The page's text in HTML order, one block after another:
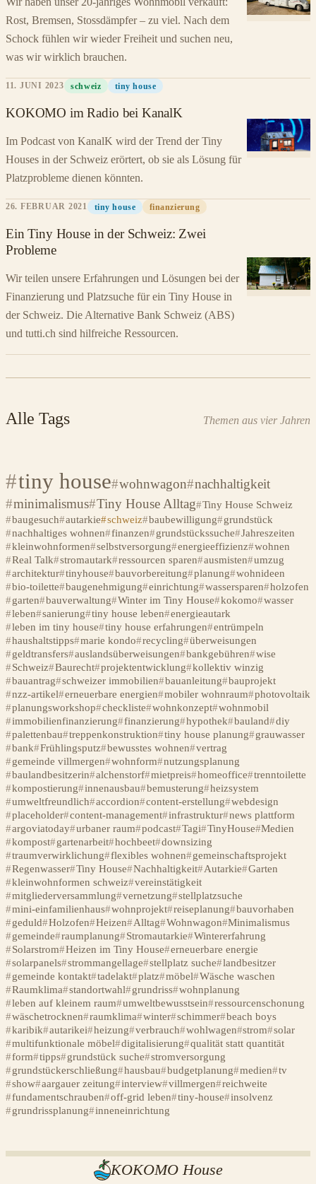
Rost, Bremsen, Stossdämpfer – zu viel. Nach dem
Schock fühlen wir wieder Freiheit und suchen neu,
was wir wirklich brauchen.
11. JUNI 2023 schweiz tiny house
KOKOMO im Radio bei KanalK
Im Podcast von KanalK wird der Trend der Tiny
Houses in der Schweiz erörtert, ob sie als Lösung für
Platzprobleme dienen könnten.
26. FEBRUAR 2021 tiny house finanzierung
Ein Tiny House in der Schweiz: Zwei
Probleme
Wir teilen unsere Erfahrungen und Lösungen bei der
Finanzierung und Platzsuche für ein Tiny House in
der Schweiz. Die Alternative Bank Schweiz (ABS)
und tutti.ch sind hilfreiche Ressourcen.
Alle Tags Themen aus vier Jahren
tiny house wohnwagon nachhaltigkeit
minimalismus Tiny House Alltag Tiny House Schweiz
baugesuch autarkie schweiz baubewilligung
grundstück
nachhaltiges wohnen finanzen grundstückssuche Jahreszeiten
kleinwohnformen selbstversorgung energieeffizienz wohnen
Real Talk stromautark ressourcen sparen ausmisten umzug
architektur tinyhouse bauvorbereitung planung wohnideen
bio-toilette baugenehmigung einrichtung wassersparen holzofen
garten bauverwaltung Winter im Tiny House kokomo wasser
leben sanierung tiny house leben energieautark
leben im tiny house tiny house erfahrungen entrümpeln
haushaltstipps marie kondo recycling überweisungen
geldtransfers auslandsüberweisungen bankgebühren wise
Schweiz Baurecht projektentwicklung kollektiv winzig
bauantrag schweizer immobilien bauanleitung bauprojekt
nzz-artikel erneuerbare energien mobiler wohnraum photovoltaik
planungsworkshop checkliste wohnkonzept wohnmobil
immobilienfinanzierung finanzierung hypothek bauland diy
palettenbau treppenkonstruktion tiny house planung
grauwasser
bank Frühlingsputz bewusstes wohnen vertrag
gemeinde villmergen wohnform nutzungsplanung
baulandbesitzerin alchenstorf mietpreis homeoffice trenntoilette
kompostierung innenausbau bemusterung heizsystem
umweltfreundlich accordion content-erstellung webdesign
placeholder content-management infrastruktur news plattform
argoviatoday urbaner raum podcast Tagi TinyHouse Medien
kompost gartenarbeit hochbeet downsizing
traumverwirklichung flexibles wohnen
gemeinschaftsprojekt
Regenwasser Tiny House Nachhaltigkeit Autarkie Garten
kleinwohnformen schweiz vereinstätigkeit
mitgliederversammlung vernetzung stellplatzsuche
mini-einfamilienhaus wohnprojekt reiseplanung bauvorhaben
geduld Holzofen Heizen Alltag Wohnwagon Minimalismus
gemeinde raumplanung Stromautarkie Wintererfahrung
Solarstrom Heizen im Tiny House erneuerbare energie
solarpanels strommangellage stellplatz suche landbesitzer
gemeinde kontakt tadelakt platz möbel Wäsche waschen
Raumklima standortwahl grundriss wohnplanung
leben auf kleinem raum umweltbewusstsein ressourcenschonung
wäschetrocknen raumklima winter schimmer beach boys
karibik autarikei heizung verbrauch wohlwagen strom solar
multifunktionale möbel digitalisierung qualität statt quantität
form tipps grundstück suche stromversorgung
grundstückerschließung hausbau budgetplanung medien tv
show aargauer zeitung interview villmergen reichweite
fundamentschrauben off-grid leben tiny-house insolvenz
grundrissplanung inneneinrichtung
KOKOMO House